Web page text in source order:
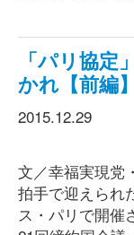
「パリ協
かれ【前編】
2015.12.29
文／幸福実現
拍手で迎えられ
ス・パリで開催